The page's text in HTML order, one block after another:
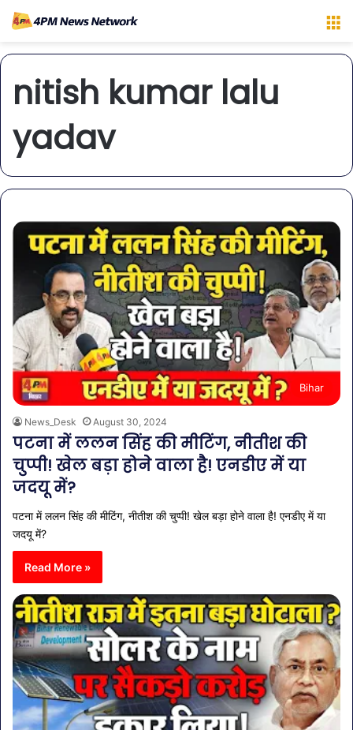
nitish kumar lalu
yadav
Bihar
News_Desk August 30, 2024
पटना में ललन सिंह की मीटिंग, नीतीश की
चुप्पी! खेल बड़ा होने वाला है! एनडीए में या
जदयू में?
पटना में ललन सिंह की मीटिंग, नीतीश की चुप्पी! खेल बड़ा होने वाला है! एनडीए में या
जदयू में?
Read More »